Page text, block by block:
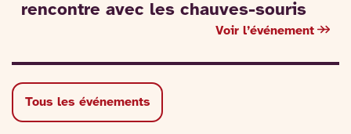
rencontre avec les chauves-souris
Voir l’événement
Tous les événements